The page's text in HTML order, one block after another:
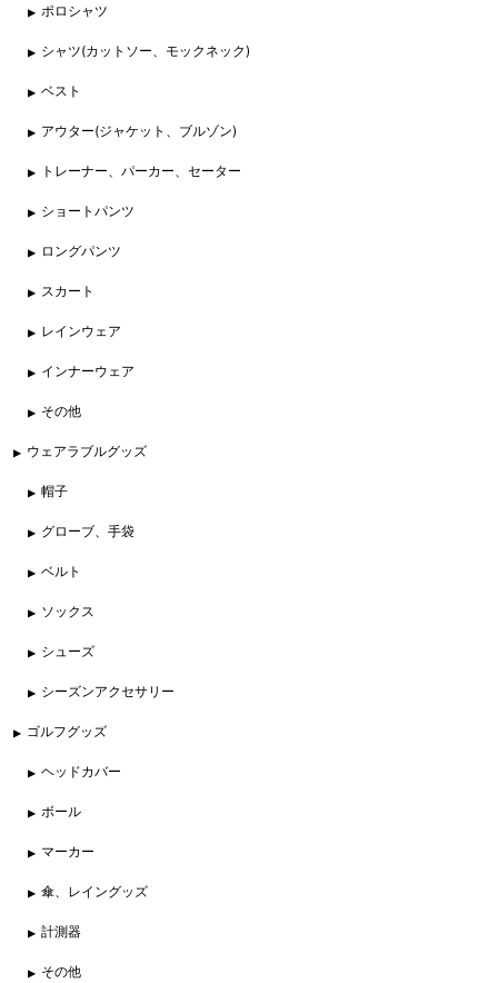
ポロシャツ
シャツ(カットソー、モックネック)
ベスト
アウター(ジャケット、ブルゾン)
トレーナー、パーカー、セーター
ショートパンツ
ロングパンツ
スカート
レインウェア
インナーウェア
その他
ウェアラブルグッズ
帽子
グローブ、手袋
ベルト
ソックス
シューズ
シーズンアクセサリー
ゴルフグッズ
ヘッドカバー
ボール
マーカー
傘、レイングッズ
計測器
その他